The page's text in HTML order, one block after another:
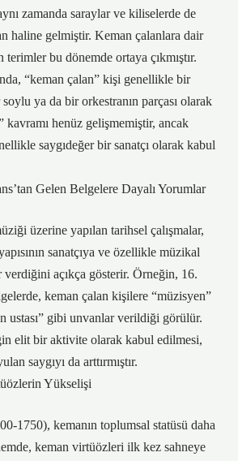
zamanda saraylar ve kiliselerde de
haline gelmiştir. Keman çalanlara dair
bu dönemde ortaya çıkmıştır.
“keman çalan” kişi genellikle bir
ya da bir orkestranın parçası olarak
kavramı henüz gelişmemiştir, ancak
saygıdeğer bir sanatçı olarak kabul
Gelen Belgelere Dayalı Yorumlar
üzerine yapılan tarihsel çalışmalar,
sanatçıya ve özellikle müzikal
verdiğini açıkça gösterir. Örneğin, 16.
keman çalan kişilere “müzisyen”
ustası” gibi unvanlar verildiği görülür.
elit bir aktivite olarak kabul edilmesi,
saygıyı da arttırmıştır.
Yükselişi
1750), kemanın toplumsal statüsü daha
keman virtüözleri ilk kez sahneye